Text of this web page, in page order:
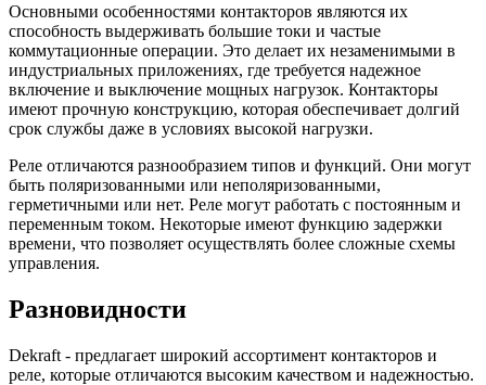
Основными особенностями контакторов являются их
способность выдерживать большие токи и частые
коммутационные операции. Это делает их незаменимыми в
индустриальных приложениях, где требуется надежное
включение и выключение мощных нагрузок. Контакторы
имеют прочную конструкцию, которая обеспечивает долгий
срок службы даже в условиях высокой нагрузки.
Реле отличаются разнообразием типов и функций. Они могут
быть поляризованными или неполяризованными,
герметичными или нет. Реле могут работать с постоянным и
переменным током. Некоторые имеют функцию задержки
времени, что позволяет осуществлять более сложные схемы
управления.
Разновидности
Dekraft - предлагает широкий ассортимент контакторов и
реле, которые отличаются высоким качеством и надежностью.